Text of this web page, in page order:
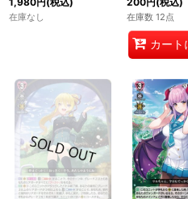
在庫なし 在庫数 12点
カート